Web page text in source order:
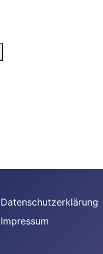
Datenschutzerklärung
Impressum